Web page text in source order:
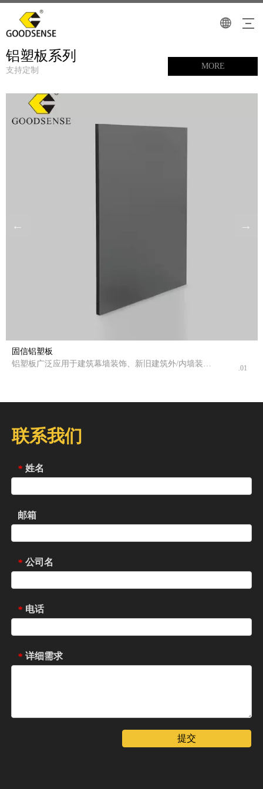
铝塑板系列
支持定制 MORE
固信铝塑板
铝塑板广泛应用于建筑幕墙装饰、新旧建筑外/内墙装
于建筑幕墙覆层。灰色、银色、白色、黑色、红色等颜
.01
联系我们
* 姓名
邮箱
* 公司名
* 电话
* 详细需求
提交